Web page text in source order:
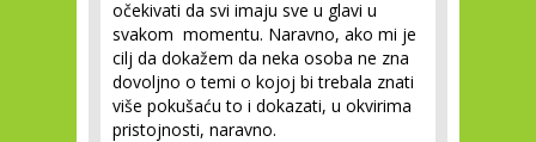
očekivati da svi imaju sve u glavi u
svakom momentu. Naravno, ako mi je
cilj da dokažem da neka osoba ne zna
dovoljno o temi o kojoj bi trebala znati
više pokušaću to i dokazati, u okvirima
pristojnosti, naravno.